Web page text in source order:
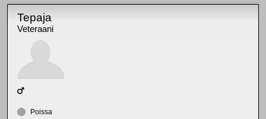
Tepaja
Veteraani
Poissa